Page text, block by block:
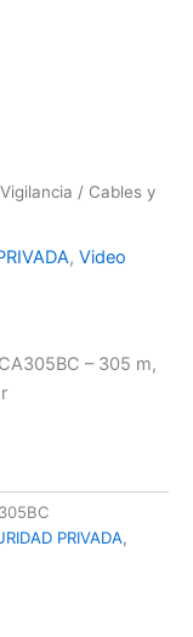
/ Cables y
, Video
– 305 m,
PRIVADA,